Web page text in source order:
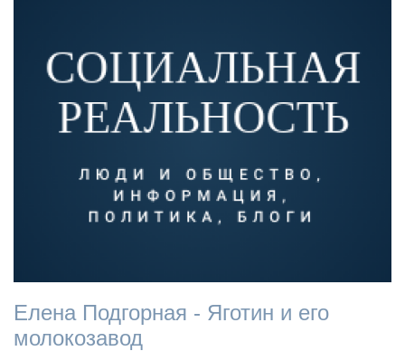
Елена Подгорная - Яготин и его
молокозавод